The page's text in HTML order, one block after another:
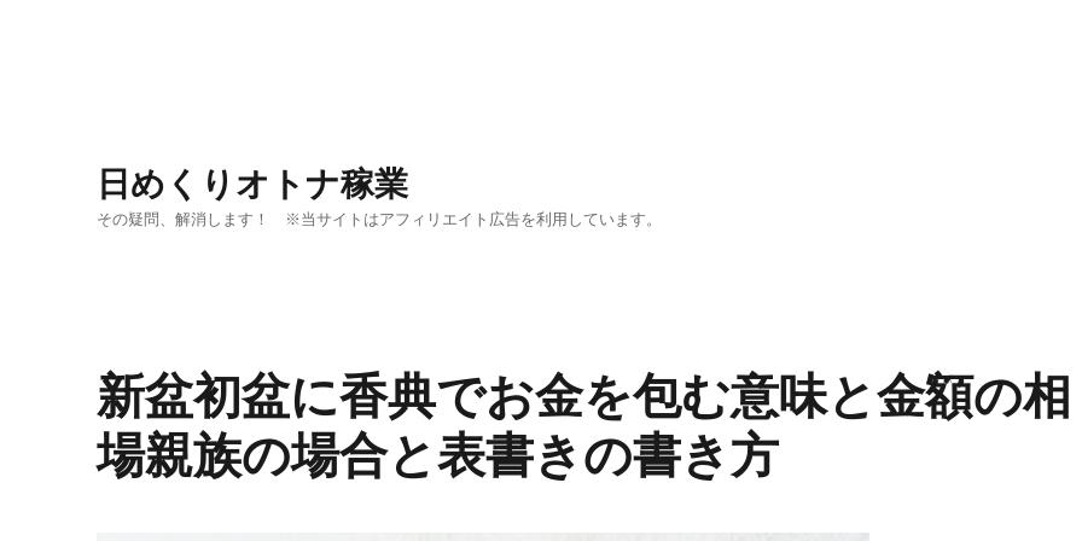
日めくりオトナ稼業
その疑問、解消します！ ※当サイトはアフィリエイト広告を利用しています。
新盆初盆に香典でお金を包む意味と金額の相
場親族の場合と表書きの書き方